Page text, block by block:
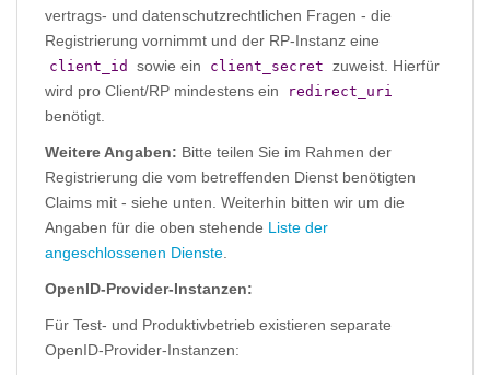
vertrags- und datenschutzrechtlichen Fragen - die
Registrierung vornimmt und der RP-Instanz eine
client_id sowie ein client_secret zuweist. Hierfür
wird pro Client/RP mindestens ein
redirect_uri
benötigt.
Weitere Angaben: Bitte teilen Sie im Rahmen der
Registrierung die vom betreffenden Dienst benötigten
Claims mit - siehe unten. Weiterhin bitten wir um die
Angaben für die oben stehende Liste der
angeschlossenen Dienste
OpenID-Provider-Instanzen:
Für Test- und Produktivbetrieb existieren separate
OpenID-Provider-Instanzen: